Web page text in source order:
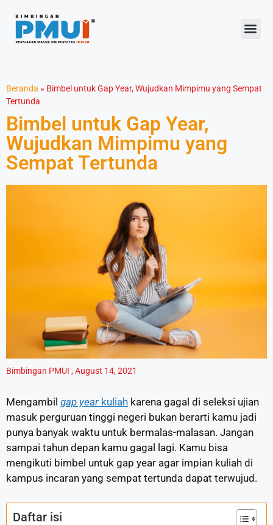
Beranda » Bimbel untuk Gap Year, Wujudkan Mimpimu yang Sempat
Tertunda
Bimbel untuk Gap Year,
Wujudkan Mimpimu yang
Sempat Tertunda
Bimbingan PMUI ,August 14, 2021
Mengambil gap year kuliah karena gagal di seleksi ujian
masuk perguruan tinggi negeri bukan berarti kamu jadi
punya banyak waktu untuk bermalas-malasan. Jangan
sampai tahun depan kamu gagal lagi. Kamu bisa
mengikuti bimbel untuk gap year agar impian kuliah di
kampus incaran yang sempat tertunda dapat terwujud.
Daftar isi